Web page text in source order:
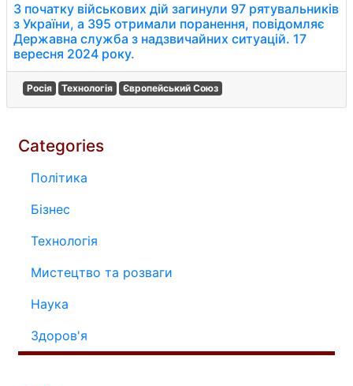
З початку військових дій загинули 97 рятувальників
з України, а 395 отримали поранення, повідомляє
Державна служба з надзвичайних ситуацій. 17
вересня 2024 року.
Росія Технологія Європейський Союз
Categories
Політика
Бізнес
Технологія
Мистецтво та розваги
Наука
Здоров'я